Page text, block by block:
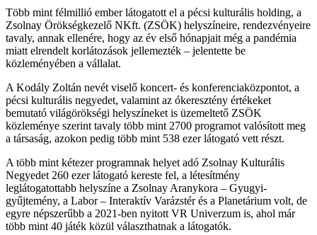
Több mint félmillió ember látogatott el a pécsi kulturális holding, a
Zsolnay Örökségkezelő NKft. (ZSÖK) helyszíneire, rendezvényeire
tavaly, annak ellenére, hogy az év első hónapjait még a pandémia
miatt elrendelt korlátozások jellemezték – jelentette be
közleményében a vállalat.
A Kodály Zoltán nevét viselő koncert- és konferenciaközpontot, a
pécsi kulturális negyedet, valamint az ókeresztény értékeket
bemutató világörökségi helyszíneket is üzemeltető ZSÖK
közleménye szerint tavaly több mint 2700 programot valósított meg
a társaság, azokon pedig több mint 538 ezer látogató vett részt.
A több mint kétezer programnak helyet adó Zsolnay Kulturális
Negyedet 260 ezer látogató kereste fel, a létesítmény
leglátogatottabb helyszíne a Zsolnay Aranykora – Gyugyi-
gyűjtemény, a Labor – Interaktív Varázstér és a Planetárium volt, de
egyre népszerűbb a 2021-ben nyitott VR Univerzum is, ahol már
több mint 40 játék közül választhatnak a látogatók.